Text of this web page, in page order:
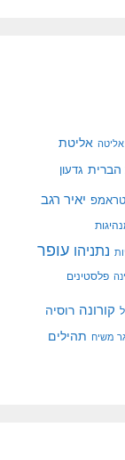
אליטה אליטת
הברית גדעון
טראמפ יאיר רגב
נתניהו עופר
פלסטינים
קורונה רוסיה
משיח תהילים